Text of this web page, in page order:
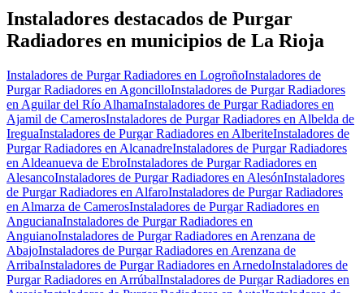
−
Instaladores destacados de Purgar
Radiadores en municipios de La Rioja
Instaladores de Purgar Radiadores en LogroñoInstaladores de
Purgar Radiadores en AgoncilloInstaladores de Purgar Radiadores
en Aguilar del Río AlhamaInstaladores de Purgar Radiadores en
Ajamil de CamerosInstaladores de Purgar Radiadores en Albelda de
IreguaInstaladores de Purgar Radiadores en AlberiteInstaladores de
Purgar Radiadores en AlcanadreInstaladores de Purgar Radiadores
en Aldeanueva de EbroInstaladores de Purgar Radiadores en
AlesancoInstaladores de Purgar Radiadores en AlesónInstaladores
de Purgar Radiadores en AlfaroInstaladores de Purgar Radiadores
en Almarza de CamerosInstaladores de Purgar Radiadores en
AngucianaInstaladores de Purgar Radiadores en
AnguianoInstaladores de Purgar Radiadores en Arenzana de
AbajoInstaladores de Purgar Radiadores en Arenzana de
ArribaInstaladores de Purgar Radiadores en ArnedoInstaladores de
Purgar Radiadores en ArrúbalInstaladores de Purgar Radiadores en